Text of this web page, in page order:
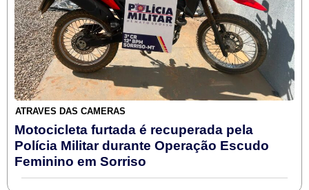
ATRAVÉS DAS CÂMERAS
Motocicleta furtada é recuperada pela
Polícia Militar durante Operação Escudo
Feminino em Sorriso